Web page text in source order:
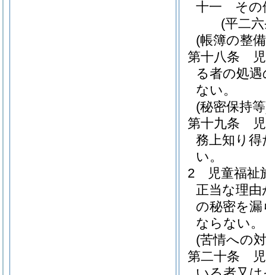
十一
その
(平二
(帳簿の整
第十八条
る者の処
ない。
(秘密保持
第十九条
務上知り
い。
2
児童福
正当な理
の秘密を
ならない。
(苦情への
第二十条